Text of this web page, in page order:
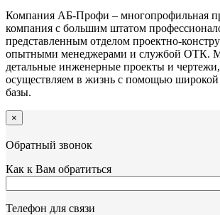
Компания АБ-Профи – многопрофильная
компания с большим штатом
представленным отделом проектно-
опытными менеджерами и службой ОТК.
детальные инженерные проекты и
осуществляем в жизнь с помощью широкой
базы.
×
Обратный звонок
Как к Вам обратиться
Телефон для связи